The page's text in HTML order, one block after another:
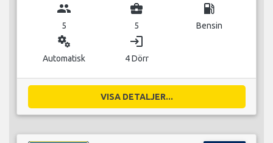
group
5
business_center
5
local_gas_station
Bensin
miscellaneous_services
Automatisk
login
4 Dörr
VISA DETALJER...